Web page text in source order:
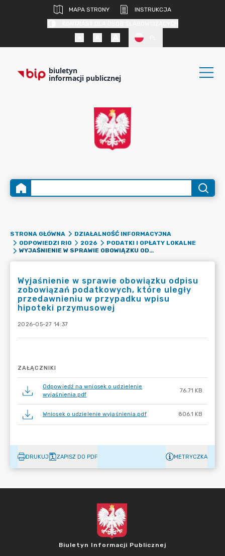
MAPA STRONY
INSTRUKCJA
biuletyn
informacji publicznej
STRONA GŁÓWNA
DZIAŁALNOŚĆ INFORMACYJNA
ODPOWIEDZI RIO
2026
PODATKI I OPŁATY LOKALNE
WYJAŚNIENIE W SPRAWIE OBOWIĄZKU ODPISU ZOBOWIĄZAŃ PODATKOWYCH, KTÓRE ULEGŁY PRZEDAWNIENIU W PRZYPADKU WPISU HIPOTEKI PRZYMUSOWEJ
Wyjaśnienie w sprawie obowiązku odpisu
zobowiązań podatkowych, które uległy
przedawnieniu w przypadku wpisu
hipoteki przymusowej
2026-05-27 14:37
ZAŁĄCZNIKI
Odpowiedź na wniosek o udzielenie
wyjaśnienia.pdf
76.71 KB
Wniosek o udzielenie wyjaśnienia.pdf 806.1 KB
DRUKUJ ZAPISZ DO PDF METRYCZKA
Biuletyn Informacji Publicznej